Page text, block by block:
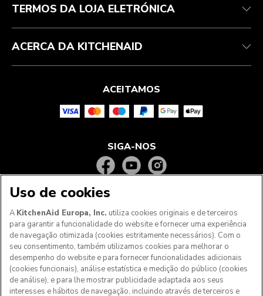
TERMOS DA LOJA ELETRÓNICA
ACERCA DA KITCHENAID
ACEITAMOS
SIGA-NOS
Aos clientes nos Açores, Madeira e outros territórios
Uso de cookies
A KitchenAid Europa, Inc. utiliza cookies originais e de terceiros
para garantir a funcionalidade do website e fornecer uma experiência
de navegação otimizada (cookies estritamente necessários). Com o
seu consentimento, também utilizamos cookies para melhorar o
desempenho do website e para fornecer funcionalidades adicionais
(cookies funcionais), análise estatística e medição do público (cookies
de análise), e para lhe mostrar publicidade adaptada aos seus
interesses e hábitos de navegação, incluindo através de terceiros e